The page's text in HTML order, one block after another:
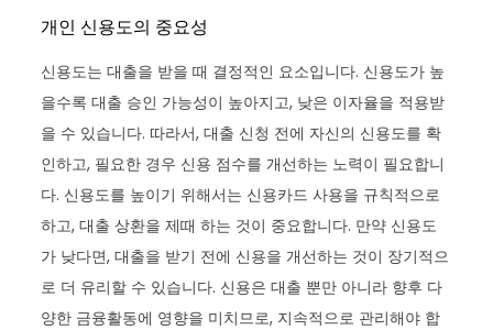
개인 신용도의 중요성
신용도는 대출을 받을 때 결정적인 요소입니다. 신용도가 높
을수록 대출 승인 가능성이 높아지고, 낮은 이자율을 적용받
을 수 있습니다. 따라서, 대출 신청 전에 자신의 신용도를 확
인하고, 필요한 경우 신용 점수를 개선하는 노력이 필요합니
다. 신용도를 높이기 위해서는 신용카드 사용을 규칙적으로
하고, 대출 상환을 제때 하는 것이 중요합니다. 만약 신용도
가 낮다면, 대출을 받기 전에 신용을 개선하는 것이 장기적으
로 더 유리할 수 있습니다. 신용은 대출 뿐만 아니라 향후 다
양한 금융활동에 영향을 미치므로, 지속적으로 관리해야 합